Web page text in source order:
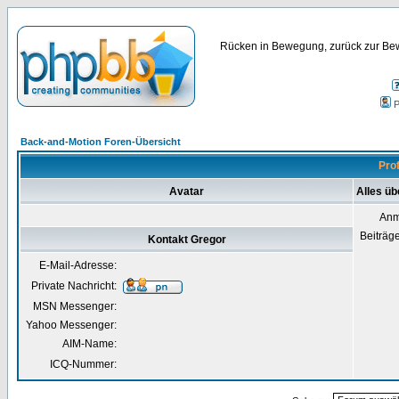
Rücken in Bewegung, zurück zur
Back-and-Motion Foren-Übersicht
Avatar Alles
Kontakt Gregor
E-Mail-Adresse:
Private Nachricht:
MSN Messenger:
Yahoo Messenger:
AIM-Name:
ICQ-Nummer: